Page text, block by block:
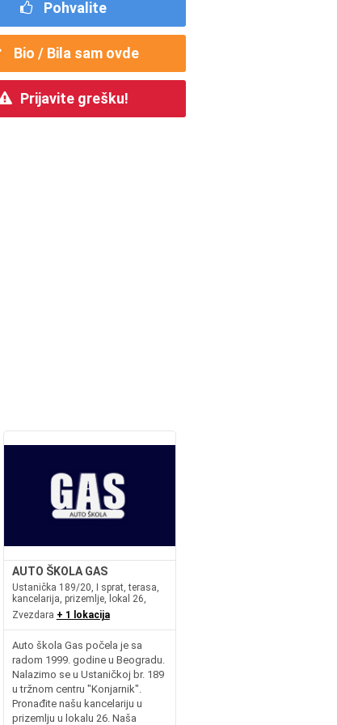
Pohvalite
Bio / Bila sam ovde
Prijavite grešku!
AUTO ŠKOLA GAS
Ustanička 189/20, I sprat, terasa,
kancelarija, prizemlje, lokal 26,
Zvezdara + 1 lokacija
Auto škola Gas počela je sa
radom 1999. godine u Beogradu.
Nalazimo se u Ustaničkoj br. 189
u tržnom centru "Konjarnik".
Pronađite našu kancelariju u
prizemlju u lokalu 26. Naša